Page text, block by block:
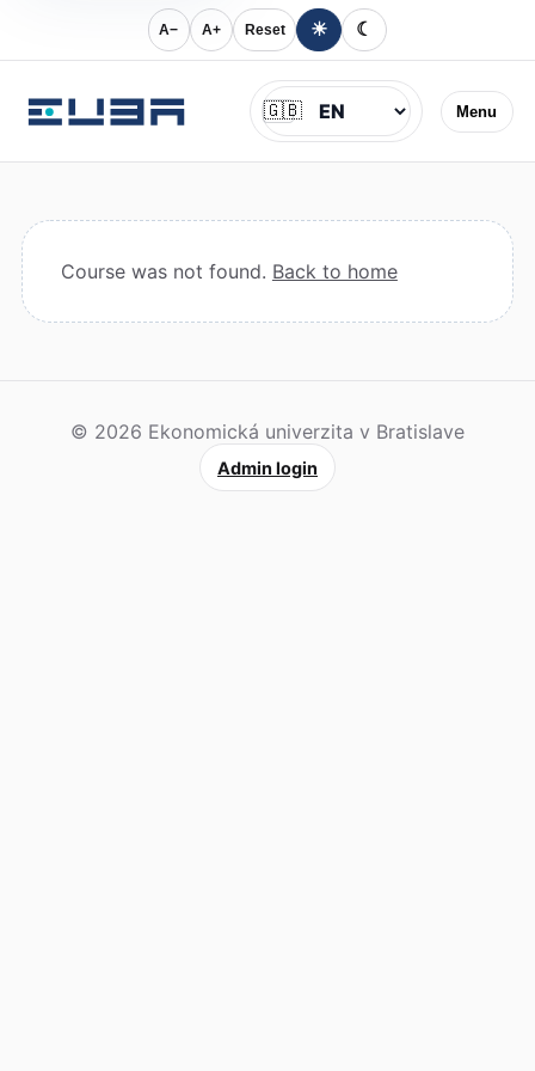
A− A+ Reset ☀ ☾
Menu
Jazyk
🇬🇧
Course was not found. Back to home
© 2026 Ekonomická univerzita v Bratislave
Admin login